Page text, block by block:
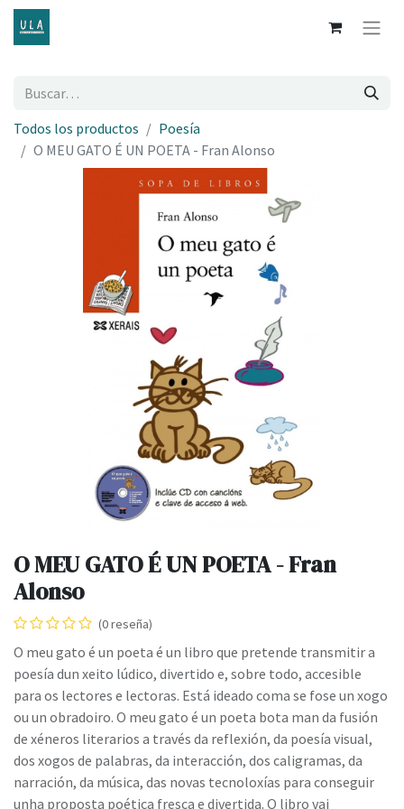
Todos los productos
Poesía
O MEU GATO É UN POETA - Fran Alonso
O MEU GATO É UN POETA - Fran
Alonso
(0 reseña)
O meu gato é un poeta é un libro que pretende transmitir a
poesía dun xeito lúdico, divertido e, sobre todo, accesible
para os lectores e lectoras. Está ideado coma se fose un xogo
ou un obradoiro. O meu gato é un poeta bota man da fusión
de xéneros literarios a través da reflexión, da poesía visual,
dos xogos de palabras, da interacción, dos caligramas, da
narración, da música, das novas tecnoloxías para conseguir
unha proposta poética fresca e divertida. O libro vai